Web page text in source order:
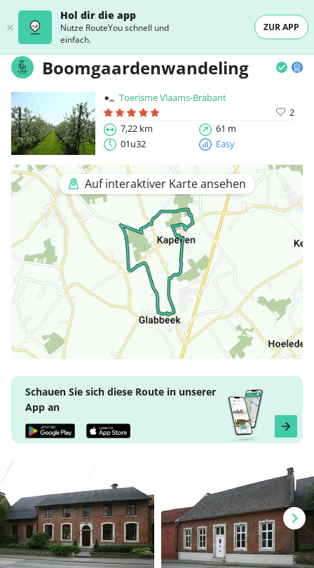
Hol dir die app
Nutze RouteYou schnell und
einfach.
ZUR APP
Boomgaardenwandeling
Toerisme Vlaams-Brabant
2
7,22 km
61 m
01u32
Easy
Auf interaktiver Karte ansehen
Schauen Sie sich diese Route in unserer
App an